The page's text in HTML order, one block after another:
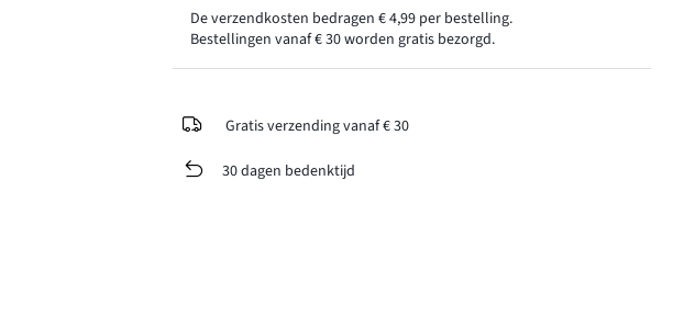
De verzendkosten bedragen € 4,99 per bestelling.
Bestellingen vanaf € 30 worden gratis bezorgd.
Gratis verzending vanaf € 30
30 dagen bedenktijd